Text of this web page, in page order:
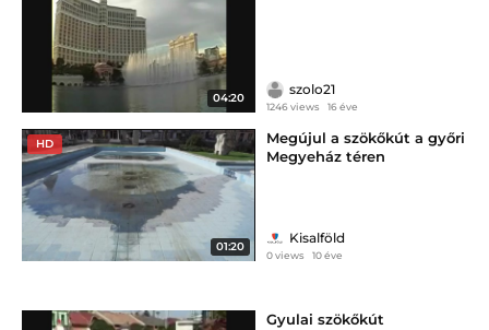
04:20
szolo21
1246 views 16 éve
HD
01:20
Megújul a szökőkút a győri
Megyeház téren
Kisalföld
0 views 10 éve
Gyulai szökőkút